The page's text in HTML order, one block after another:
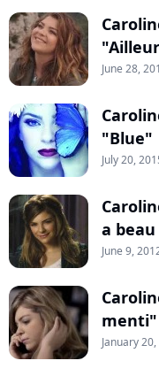
June 28,
"Blue"
July 20,
a
June 9,
menti"
January